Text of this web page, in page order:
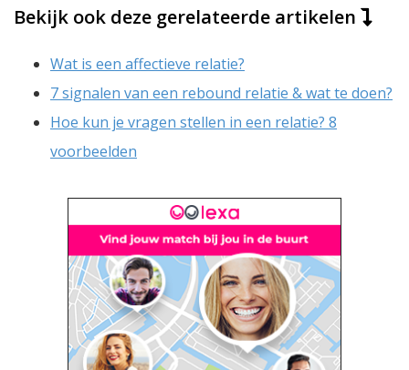
Bekijk ook deze gerelateerde artikelen
Wat is een affectieve relatie?
7 signalen van een rebound relatie & wat te doen?
Hoe kun je vragen stellen in een relatie? 8
voorbeelden